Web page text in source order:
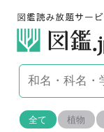
全て 植物 野鳥